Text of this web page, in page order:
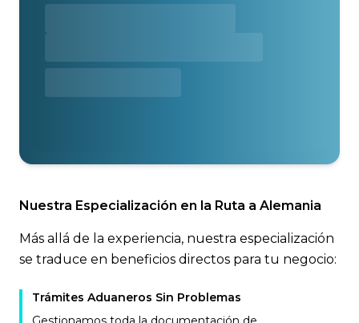
Nuestra Especialización en la Ruta a Alemania
Más allá de la experiencia, nuestra especialización
se traduce en beneficios directos para tu negocio:
Trámites Aduaneros Sin Problemas